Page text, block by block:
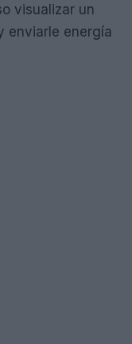
visualizar un
enviarle energía